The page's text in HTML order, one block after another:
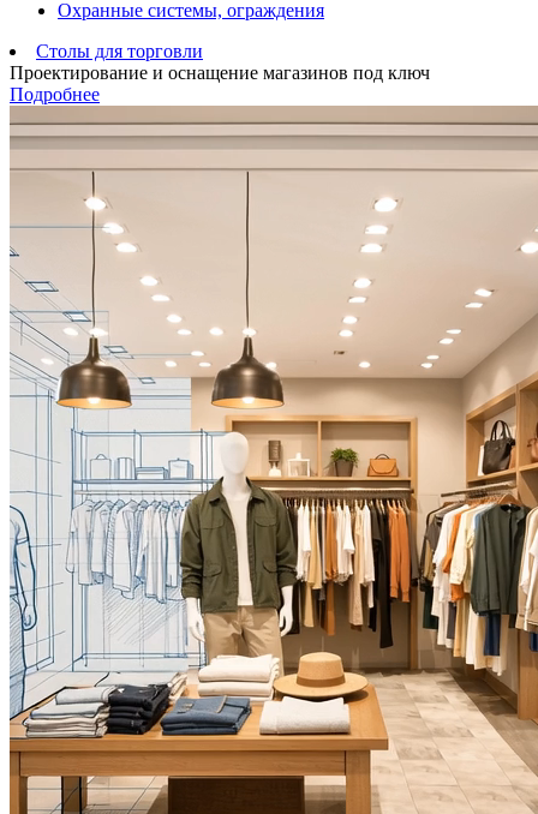
Охранные системы, ограждения
Столы для торговли
Проектирование и оснащение магазинов под ключ
Подробнее